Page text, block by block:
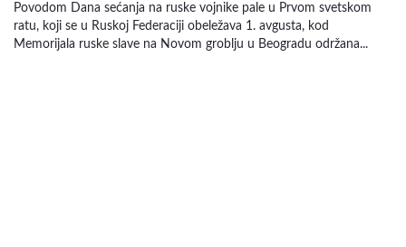
Povodom Dana sećanja na ruske vojnike pale u Prvom svetskom
ratu, koji se u Ruskoj Federaciji obeležava 1. avgusta, kod
Memorijala ruske slave na Novom groblju u Beogradu održana...